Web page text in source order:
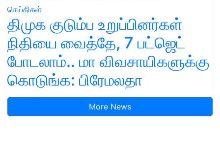
செய்திகள்
திமுக குடும்ப உறுப்பினர்கள்
நிதியை வைத்தே, 7 பட்ஜெட்
போடலாம்.. மா விவசாயிகளுக்கு
கொடுங்க: பிரேமலதா
More News